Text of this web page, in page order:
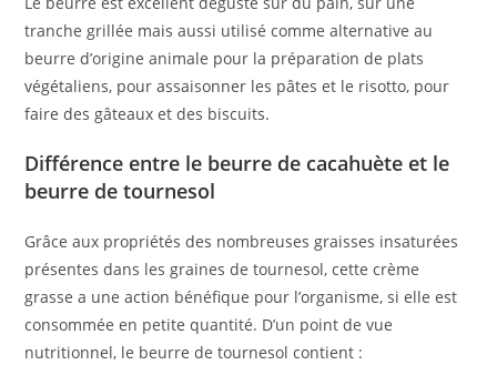
tranche grillée mais aussi utilisé comme alternative au
beurre d’origine animale pour la préparation de plats
végétaliens, pour assaisonner les pâtes et le risotto, pour
faire des gâteaux et des biscuits.
Différence entre le beurre de cacahuète et le
beurre de tournesol
Grâce aux propriétés des nombreuses graisses insaturées
présentes dans les graines de tournesol, cette crème
grasse a une action bénéfique pour l’organisme, si elle est
consommée en petite quantité. D’un point de vue
nutritionnel, le beurre de tournesol contient :